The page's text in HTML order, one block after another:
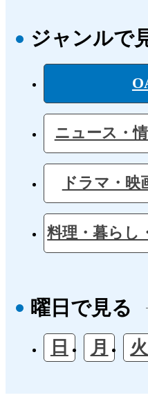
ジャンルで
ニュース・
ドラマ・映
料理・暮らし
曜日で見る
日 月 火